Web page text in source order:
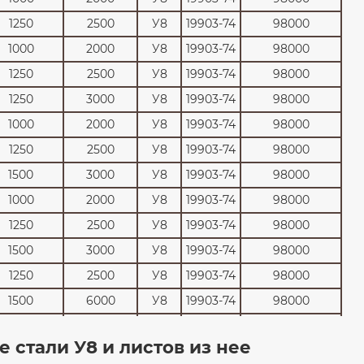
1250 2500 У8 19903-74
98000
1000 2000 У8 19903-74
98000
1250 2500 У8 19903-74
98000
1250 3000 У8 19903-74
98000
1000 2000 У8 19903-74
98000
1250 2500 У8 19903-74
98000
1500 3000 У8 19903-74
98000
1000 2000 У8 19903-74
98000
1250 2500 У8 19903-74
98000
1500 3000 У8 19903-74
98000
1250 2500 У8 19903-74
98000
1500 6000 У8 19903-74
98000
1500 6000 У8 19903-74
стали У8 и листов из нее